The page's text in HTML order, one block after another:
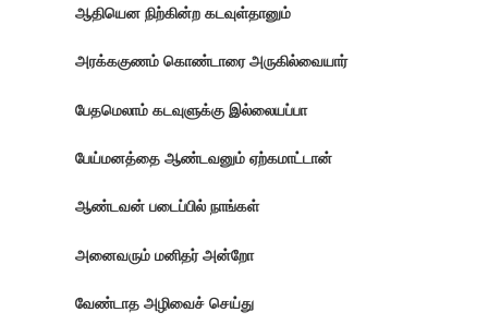
ஆதியென நிற்கின்ற கடவுள்தானும்
அரக்ககுணம் கொண்டாரை அருகில்வையார்
பேதமெலாம் கடவுளுக்கு இல்லையப்பா
பேய்மனத்தை ஆண்டவனும் ஏற்கமாட்டான்
ஆண்டவன் படைப்பில் நாங்கள்
அனைவரும் மனிதர் அன்றோ
வேண்டாத அழிவைச் செய்து